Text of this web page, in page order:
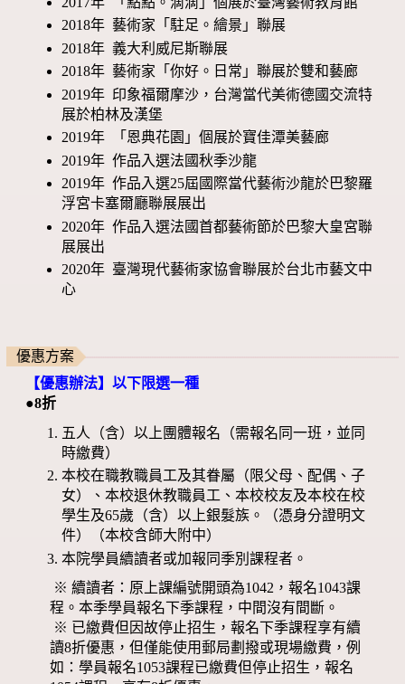
2018年 藝術家「駐足。繪景」聯展
2018年 義大利威尼斯聯展
2018年 藝術家「你好。日常」聯展於雙和藝廊
2019年 印象福爾摩沙，台灣當代美術德國交流特
展於柏林及漢堡
2019年 「恩典花園」個展於寶佳潭美藝廊
2019年 作品入選法國秋季沙龍
2019年 作品入選25屆國際當代藝術沙龍於巴黎羅
浮宮卡塞爾廳聯展展出
2020年 作品入選法國首都藝術節於巴黎大皇宮聯
展展出
2020年 臺灣現代藝術家協會聯展於台北市藝文中
心
優惠方案
【優惠辦法】以下限選一種
●8折
五人（含）以上團體報名（需報名同一班，並同
時繳費）
本校在職教職員工及其眷屬（限父母、配偶、子
女）、本校退休教職員工、本校校友及本校在校
學生及65歲（含）以上銀髮族。（憑身分證明文
件）（本校含師大附中）
本院學員續讀者或加報同季別課程者。
※ 續讀者：原上課編號開頭為1042，報名1043課
程。本季學員報名下季課程，中間沒有間斷。
※ 已繳費但因故停止招生，報名下季課程享有續
讀8折優惠，但僅能使用郵局劃撥或現場繳費，例
如：學員報名1053課程已繳費但停止招生，報名